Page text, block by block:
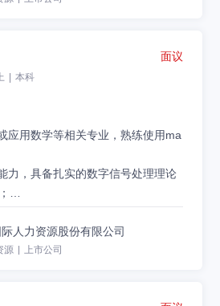
处理，如入离调转相关流程办理，
，员工日常问题的解答等；
毕业以上学历；
力资源工作经验，有人力资源管
的沟通协调能力、服务意识和态
面议
本科
应用数学等相关专业，熟练使用ma
力，具备扎实的数字信号处理理论
特征量提取算法经验；
提取算法经验优先考虑；
人力资源股份有限公司
源 上市公司